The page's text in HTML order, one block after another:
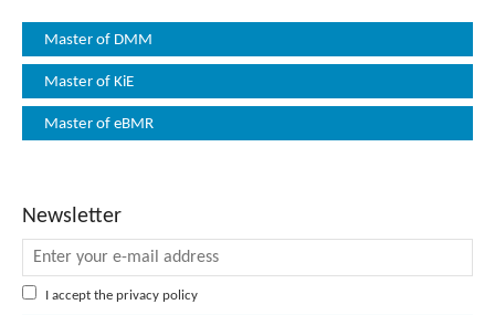
Master of DMM
Master of KiE
Master of eBMR
Newsletter
I accept the privacy policy